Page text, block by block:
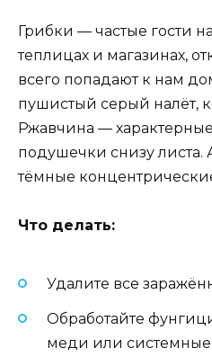
Грибки — частые гости
теплицах и магазинах,
всего попадают к нам
пушистый серый налёт,
Ржавчина —
подушечки снизу листа.
тёмные
Что делать:
Удалите все
Обработайте
меди или системные